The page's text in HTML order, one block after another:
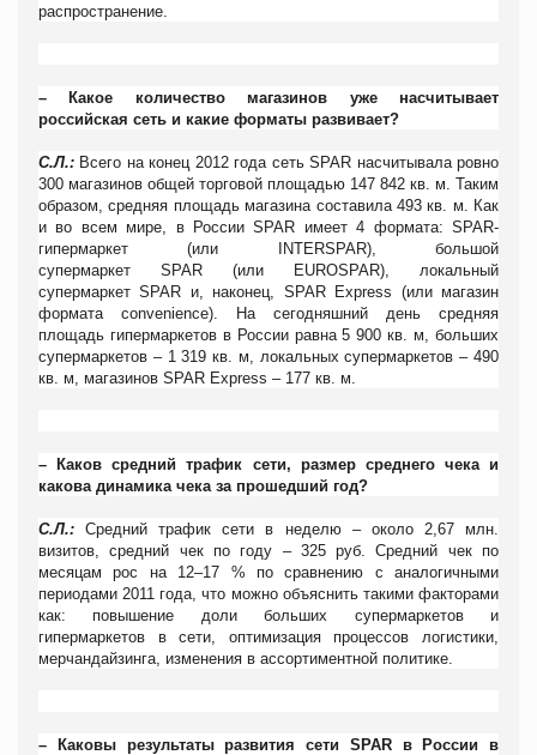
распространение.
– Какое количество магазинов уже насчитывает
российская сеть и какие форматы развивает?
С.Л.: Всего на конец 2012 года сеть SPAR насчитывала ровно
300 магазинов общей торговой площадью 147 842 кв. м. Таким
образом, средняя площадь магазина составила 493 кв. м. Как
и во всем мире, в России SPAR имеет 4 формата: SPAR-
гипермаркет (или
INTERSPAR), большой
супермаркет
SPAR (или
EUROSPAR), локальный
супермаркет SPAR и, наконец, SPAR Express (или магазин
формата
convenience). На сегодняшний день средняя
площадь гипермаркетов в России равна 5 900 кв. м, больших
супермаркетов – 1 319 кв. м, локальных супермаркетов – 490
кв. м, магазинов SPAR Express – 177 кв. м.
– Каков средний трафик сети, размер среднего чека и
какова динамика чека за прошедший год?
С.Л.: Средний трафик сети в неделю – около 2,67 млн.
визитов, средний чек по году – 325 руб. Средний чек по
месяцам рос на 12–17 % по сравнению с аналогичными
периодами 2011 года, что можно объяснить такими факторами
как: повышение доли больших супермаркетов и
гипермаркетов в сети, оптимизация процессов логистики,
мерчандайзинга, изменения в ассортиментной политике.
– Каковы результаты развития сети SPAR
в России в